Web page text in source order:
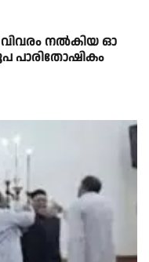
ന​ൽ​കി​യ ഓ​
പാ​രി​തോ​ഷി​കം